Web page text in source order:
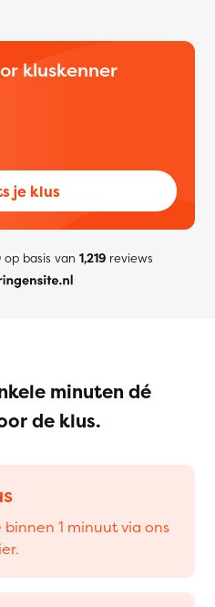
kluskenner
je klus
op basis van 1,219reviews
minuten dé
de klus.
1 minuut via ons